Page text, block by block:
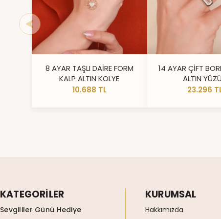
8 AYAR TAŞLI DAİRE FORM
KALP ALTIN KOLYE
10.688 TL
14 AYAR ÇİFT
ALTIN
23.296
KATEGORİLER
Sevgililer Günü Hediye
KURUMSAL
Hakkımızda